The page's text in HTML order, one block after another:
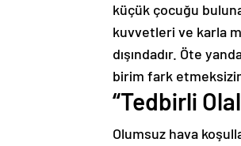
küçük çocuğu
kuvvetleri ve karla
dışındadır. Öte
birim fark
“Tedbirli
Olumsuz hava